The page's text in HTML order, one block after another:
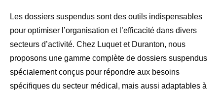
Les dossiers suspendus sont des outils indispensables
pour optimiser l’organisation et l’efficacité dans divers
secteurs d’activité. Chez Luquet et Duranton, nous
proposons une gamme complète de dossiers suspendus
spécialement conçus pour répondre aux besoins
spécifiques du secteur médical, mais aussi adaptables à